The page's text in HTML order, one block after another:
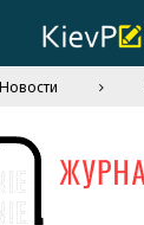
Новости